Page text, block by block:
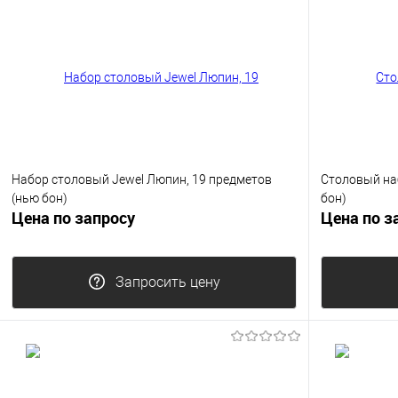
Набор столовый Jewel Люпин, 19 предметов
(нью бон)
Цена по запросу
Запросить цену
Столовый
бон)
Цена по